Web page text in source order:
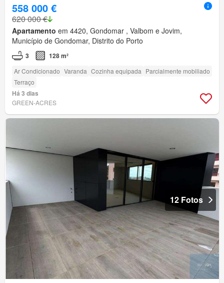
558 000 €
620 000 €
Apartamento em 4420, Gondomar , Valbom e Jovim,
Município de Gondomar, Distrito do Porto
3 128 m²
Ar Condicionado Varanda Cozinha equipada Parcialmente mobiliado
Terraço
Há 3 dias
GREEN-ACRES
12 Fotos